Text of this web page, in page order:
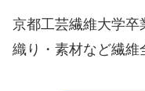
京都工芸繊維大学卒
織り・素材など繊維